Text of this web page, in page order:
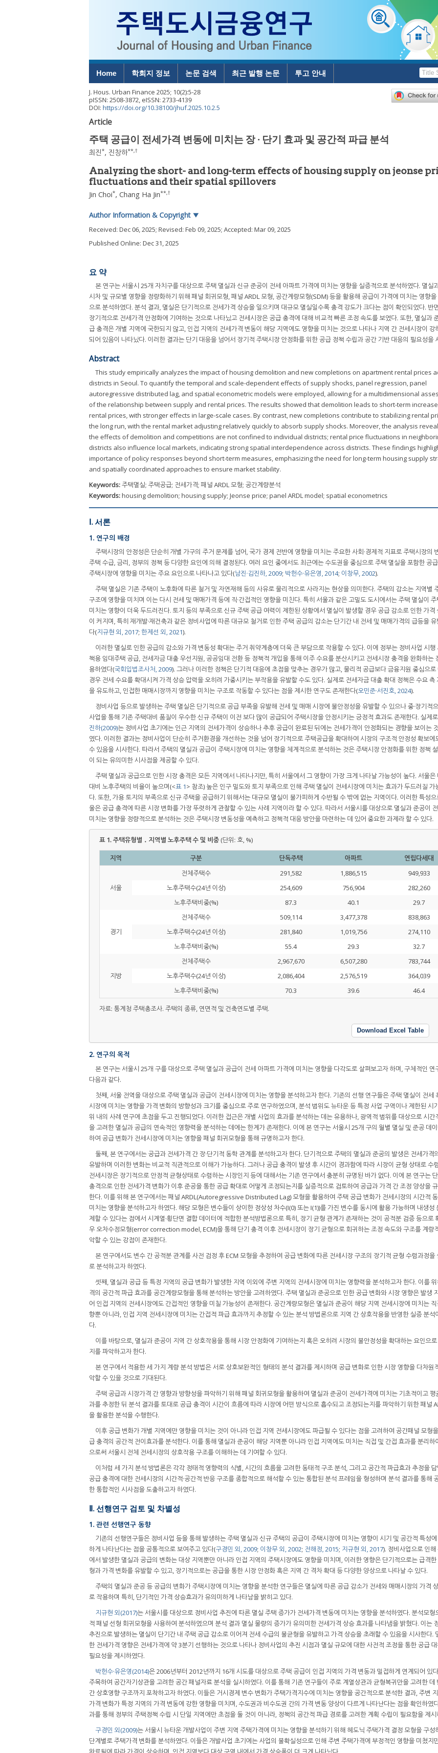
Home 학회지 정보 논문 검색 최근 발행 논문 투고 안내
J. Hous. Urban Finance 2025; 10(2):5-28
pISSN: 2508-3872, eISSN: 2733-4139
DOI: https://doi.org/10.38100/jhuf.2025.10.2.5
Article
주택 공급이 전세가격 변동에 미치는 장 · 단기 효과 및 공간적 파급 분석
최진*, 진창하**,†
Analyzing the short- and long-term effects of housing supply on jeonse
fluctuations and their spatial spillovers
Jin Choi*, Chang Ha Jin**,†
Author Information & Copyright ▼
Received: Dec 06, 2025; Revised: Feb 09, 2025; Accepted: Mar 09, 2025
Published Online: Dec 31, 2025
요 약
본 연구는 서울시 25개 자치구를 대상으로 주택 멸실과 신규 준공이 전세 아파트 가격에 미치는 영향을 실증적으로 분석하였다. 멸실
시차 및 규모별 영향을 정량화하기 위해 패널 회귀모형, 패널 ARDL 모형, 공간계량모형(SDM) 등을 활용해 공급이 가격에 미치는 영향
으로 분석하였다. 분석 결과, 멸실은 단기적으로 전세가격 상승을 일으키며 대규모 멸실일수록 충격 강도가 크다는 점이 확인되었다. 반
장기적으로 전세가격 안정화에 기여하는 것으로 나타났고 전세시장은 공급 충격에 대해 비교적 빠른 조정 속도를 보였다. 또한, 멸실과
급 충격은 개별 지역에 국한되지 않고, 인접 지역의 전세가격 변동이 해당 지역에도 영향을 미치는 것으로 나타나 지역 간 전세시장이 강
되어 있음이 나타났다. 이러한 결과는 단기 대응을 넘어서 장기적 주택시장 안정화를 위한 공급 정책 수립과 공간 기반 대응의 필요성을
Abstract
This study empirically analyzes the impact of housing demolition and new completions on apartment rental prices
districts in Seoul. To quantify the temporal and scale-dependent effects of supply shocks, panel regression, panel
autoregressive distributed lag, and spatial econometric models were employed, allowing for a multidimensional
of the relationship between supply and rental prices. The results showed that demolition leads to short-term
rental prices, with stronger effects in large-scale cases. By contrast, new completions contribute to stabilizing rental
the long run, with the rental market adjusting relatively quickly to absorb supply shocks. Moreover, the analysis
the effects of demolition and competitions are not confined to individual districts; rental price fluctuations in
districts also influence local markets, indicating strong spatial interdependence across districts. These findings
importance of policy responses beyond short-term measures, emphasizing the need for long-term housing supply
and spatially coordinated approaches to ensure market stability.
Keywords:주택멸실; 주택공급; 전세가격; 패널 ARDL 모형; 공간계량분석
Keywords:housing demolition; housing supply; Jeonse price; panel ARDL model; spatial econometrics
Ⅰ. 서론
1. 연구의 배경
주택시장의 안정성은 단순히 개별 가구의 주거 문제를 넘어, 국가 경제 전반에 영향을 미치는 주요한 사회·경제적 지표로 주택시장의
주택 수급, 금리, 정부의 정책 등 다양한 요인에 의해 결정된다. 여러 요인 중에서도 최근에는 수도권을 중심으로 주택 멸실을 포함한 공
주택시장에 영향을 미치는 주요 요인으로 나타나고 있다(남진·김진하, 2009; 박헌수·유은영, 2014; 이창무, 2002).
주택 멸실은 기존 주택이 노후화에 따른 철거 및 자연재해 등의 사유로 물리적으로 사라지는 현상을 의미한다. 주택의 감소는 지역별
구조에 영향을 미치며 이는 다시 전세 및 매매가격 등에 직·간접적인 영향을 미친다. 특히 서울과 같은 고밀도 도시에서는 주택 멸실이
미치는 영향이 더욱 두드러진다. 토지 등의 부족으로 신규 주택 공급 여력이 제한된 상황에서 멸실이 발생할 경우 공급 감소로 인한 가격
이 커지며, 특히 재개발·재건축과 같은 정비사업에 따른 대규모 철거로 인한 주택 공급의 감소는 단기간 내 전세 및 매매가격의 급등을
다(지규현 외, 2017; 한제선 외, 2021).
이러한 멸실로 인한 공급의 감소와 가격 변동성 확대는 주거 취약계층에 더욱 큰 부담으로 작용할 수 있다. 이에 정부는 정비사업 시행
책용 임대주택 공급, 전세자금 대출 우선지원, 공공임대 전환 등 정책적 개입을 통해 이주 수요를 분산시키고 전세시장 충격을 완화하는
용하였다(국회입법조사처, 2009). 그러나 이러한 정책은 단기적 대응에 초점을 맞추는 경우가 많고, 물리적 공급보다 금융지원 중심으로
경우 전세 수요를 확대시켜 가격 상승 압력을 오히려 가중시키는 부작용을 유발할 수도 있다. 실제로 전세자금 대출 확대 정책은 수요 측
을 유도하고, 인접한 매매시장까지 영향을 미치는 구조로 작동할 수 있다는 점을 제시한 연구도 존재한다(오민준·서진호, 2024).
정비사업 등으로 발생하는 주택 멸실은 단기적으로 공급 부족을 유발해 전세 및 매매 시장에 불안정성을 유발할 수 있으나 중·장기적
사업을 통해 기존 주택대비 품질이 우수한 신규 주택이 이전 보다 많이 공급되어 주택시장을 안정시키는 긍정적 효과도 존재한다. 실제로
진하(2009)는 정비사업 초기에는 인근 지역의 전세가격이 상승하나 추후 공급이 완료된 뒤에는 전세가격이 안정화되는 경향을 보이는
였다. 이러한 결과는 정비사업이 단순히 주거환경을 개선하는 것을 넘어 장기적으로 주택공급을 확대하여 시장의 구조적 안정성 확보에
수 있음을 시사한다. 따라서 주택의 멸실과 공급이 주택시장에 미치는 영향을 체계적으로 분석하는 것은 주택시장 안정화를 위한 정책
이 되는 유의미한 시사점을 제공할 수 있다.
주택 멸실과 공급으로 인한 시장 충격은 모든 지역에서 나타나지만, 특히 서울에서 그 영향이 가장 크게 나타날 가능성이 높다. 서울은
대비 노후주택의 비율이 높으며(<표 1> 참조) 높은 인구 밀도와 토지 부족으로 인해 주택 멸실이 전세시장에 미치는 효과가 두드러질 가
다. 또한, 가용 토지의 부족으로 신규 주택을 공급하기 위해서는 대규모 멸실이 불가피하게 수반될 수 밖에 없는 지역이다. 이러한 특성으
울은 공급 충격에 따른 시장 변화를 가장 뚜렷하게 관찰할 수 있는 사례 지역이라 할 수 있다. 따라서 서울시를 대상으로 멸실과 준공이
미치는 영향을 정량적으로 분석하는 것은 주택시장 변동성을 예측하고 정책적 대응 방안을 마련하는 데 있어 중요한 과제라 할 수 있다.
표 1.주택유형별 ․ 지역별 노후주택 수 및 비중 (단위: 호, %)
지역 구분 단독주택 아파트 연립다세대
서울
전체주택수 291,582 1,886,515
949,933
노후주택수(24년 이상)
254,609 756,904
282,260
노후주택비중(%)
87.3 40.1 29.7
경기
전체주택수 509,114 3,477,378
838,863
노후주택수(24년 이상)
281,840 1,019,756
274,110
노후주택비중(%)
55.4 29.3 32.7
지방
전체주택수 2,967,670 6,507,280
783,744
노후주택수(24년 이상)
2,086,404 2,576,519
364,039
노후주택비중(%)
70.3 39.6 46.4
자료: 통계청 주택총조사. 주택의 종류, 연면적 및 건축연도별 주택.
Download Excel Table
2. 연구의 목적
본 연구는 서울시 25개 구를 대상으로 주택 멸실과 공급이 전세 아파트 가격에 미치는 영향을 다각도로 살펴보고자 하며, 구체적인 연
다음과 같다.
첫째, 서울 전역을 대상으로 주택 멸실과 공급이 전세시장에 미치는 영향을 분석하고자 한다. 기존의 선행 연구들은 주택 멸실이 전세
시장에 미치는 영향을 가격 변화의 방향성과 크기를 중심으로 주로 연구하였으며, 분석 범위도 뉴타운 등 특정 사업 구역이나 제한된 시
위 내의 사례 연구에 초점을 두고 진행되었다. 이러한 접근은 개별 사업의 효과를 분석하는 데는 유용하나, 광역적 범위를 대상으로 시간
을 고려한 멸실과 공급의 연속적인 영향력을 분석하는 데에는 한계가 존재한다. 이에 본 연구는 서울시 25개 구의 월별 멸실 및 준공 데
하여 공급 변화가 전세시장에 미치는 영향을 패널 회귀모형을 통해 규명하고자 한다.
둘째, 본 연구에서는 공급과 전세가격 간 장·단기적 동학 관계를 분석하고자 한다. 단기적으로 주택의 멸실과 준공의 발생은 전세가격
유발하며 이러한 변화는 비교적 직관적으로 이해가 가능하다. 그러나 공급 충격이 발생 후 시간이 경과함에 따라 시장이 균형 상태로 수
전세시장은 장기적으로 안정적 균형상태로 수렴하는 시장인지 등에 대해서는 기존 연구에서 충분히 규명된 바가 없다. 이에 본 연구는
충격으로 인한 전세가격 변화가 이후 준공을 통한 공급 확대로 어떻게 조정되는지를 실증적으로 검토하여 공급과 가격 간 조정 양상을
한다. 이를 위해 본 연구에서는 패널 ARDL(Autoregressive Distributed Lag) 모형을 활용하여 주택 공급 변화가 전세시장의 시간적
미치는 영향을 분석하고자 하였다. 해당 모형은 변수들이 상이한 정상성 차수(I(0) 또는 I(1))를 가진 변수를 동시에 활용 가능하며 내생성
제할 수 있다는 점에서 시계열·횡단면 결합 데이터에 적합한 분석방법론으로 특히, 장기 균형 관계가 존재하는 것이 공적분 검증 등으로
우 오차수정모형(error correction model, ECM)을 통해 단기 충격 이후 전세시장이 장기 균형으로 회귀하는 조정 속도와 구조를 계량
악할 수 있는 강점이 존재한다.
본 연구에서도 변수 간 공적분 관계를 사전 검정 후 ECM 모형을 추정하여 공급 변화에 따른 전세시장 구조의 장기적 균형 수렴과정을
로 분석하고자 하였다.
셋째, 멸실과 공급 등 특정 지역의 공급 변화가 발생한 지역 이외에 주변 지역의 전세시장에 미치는 영향력을 분석하고자 한다. 이를
격의 공간적 파급 효과를 공간계량모형을 통해 분석하는 방안을 고려하였다. 주택 멸실과 준공으로 인한 공급 변화와 시장 영향은 발생
어 인접 지역의 전세시장에도 간접적인 영향을 미칠 가능성이 존재한다. 공간계량모형은 멸실과 준공이 해당 지역 전세시장에 미치는 직
향뿐 아니라, 인접 지역 전세시장에 미치는 간접적 파급 효과까지 추정할 수 있는 분석 방법론으로 지역 간 상호작용을 반영한 실증 분석
다.
이를 바탕으로, 멸실과 준공이 지역 간 상호작용을 통해 시장 안정화에 기여하는지 혹은 오히려 시장의 불안정성을 확대하는 요인으
지를 파악하고자 한다.
본 연구에서 적용한 세 가지 계량 분석 방법은 서로 상호보완적인 형태의 분석 결과를 제시하며 공급 변화로 인한 시장 영향을 다차원
악할 수 있을 것으로 기대된다.
주택 공급과 시장가격 간 영향과 방향성을 파악하기 위해 패널 회귀모형을 활용하여 멸실과 준공이 전세가격에 미치는 기초적이고 평
과를 추정한 뒤 분석 결과를 토대로 공급 충격이 시간이 흐름에 따라 시장에 어떤 방식으로 흡수되고 조정되는지를 파악하기 위한 패널
을 활용한 분석을 수행한다.
이후 공급 변화가 개별 지역에만 영향을 미치는 것이 아니라 인접 지역 전세시장에도 파급될 수 있다는 점을 고려하여 공간패널 모형
급 충격의 공간적 전이효과를 분석한다. 이를 통해 멸실과 준공이 해당 지역뿐 아니라 인접 지역에도 미치는 직접 및 간접 효과를 분리하
으로써 서울시 전체 전세시장의 상호작용 구조를 이해하는 데 기여할 수 있다.
이처럼 세 가지 분석 방법론은 각각 정태적 영향력의 식별, 시간의 흐름을 고려한 동태적 구조 분석, 그리고 공간적 파급효과 추정을
공급 충격에 대한 전세시장의 시간적·공간적 반응 구조를 종합적으로 해석할 수 있는 통합된 분석 프레임을 형성하며 분석 결과를 통해
한 통합적인 시사점을 도출하고자 하였다.
Ⅱ. 선행연구 검토 및 차별성
1. 관련 선행연구 동향
기존의 선행연구들은 정비사업 등을 통해 발생하는 주택 멸실과 신규 주택의 공급이 주택시장에 미치는 영향이 시기 및 공간적 특성에
하게 나타난다는 점을 공통적으로 보여주고 있다(구경민 외, 2009; 이창무 외, 2002; 전해정, 2015; 지규현 외, 2017). 정비사업으로 인해
에서 발생한 멸실과 공급의 변화는 대상 지역뿐만 아니라 인접 지역의 주택시장에도 영향을 미치며, 이러한 영향은 단기적으로는 급격
형과 가격 변화를 유발할 수 있고, 장기적으로는 공급을 통한 시장 안정화 혹은 지역 간 격차 확대 등 다양한 양상으로 나타날 수 있다.
주택의 멸실과 준공 등 공급의 변화가 주택시장에 미치는 영향을 분석한 연구들은 멸실에 따른 공급 감소가 전세와 매매시장의 가격
로 작용하며 특히, 단기적인 가격 상승효과가 유의미하게 나타남을 밝히고 있다.
지규현 외(2017)는 서울시를 대상으로 정비사업 추진에 따른 멸실 주택 증가가 전세가격 변동에 미치는 영향을 분석하였다. 분석모형
적 패널 선형 회귀모형을 사용하여 분석하였으며 분석 결과 멸실 물량의 증가가 유의미한 전세가격 상승 효과를 나타냄을 밝혔다. 이는
추진으로 발생하는 멸실이 단기간 내 주택 공급 감소로 이어져 전세 수급의 불균형을 유발하고 가격 상승을 초래할 수 있음을 시사한다.
한 전세가격 영향은 전세가격에 약 3분기 선행하는 것으로 나타나 정비사업의 추진 시점과 멸실 규모에 대한 사전적 조정을 통한 공급
필요성을 제시하였다.
박헌수·유은영(2014)은 2006년부터 2012년까지 16개 시도를 대상으로 주택 공급이 인접 지역의 가격 변동과 밀접하게 연계되어 있
주목하여 공간자기상관을 고려한 공간 패널자료 분석을 실시하였다. 이를 통해 기존 연구들이 주로 계열상관과 균형복귀만을 고려한 데
간 상호영향 구조까지 포착하고자 하였다. 이들은 거시경제 변수 변화가 주택가격지수에 미치는 영향을 공간적으로 분석한 결과, 주변
가격 변화가 특정 지역의 가격 변동에 강한 영향을 미치며, 수도권과 비수도권 간의 가격 변동 양상이 다르게 나타난다는 점을 확인하였
과를 통해 정부의 주택정책 수립 시 단일 지역에만 초점을 둘 것이 아니라, 정책의 공간적 파급 경로를 고려한 계획 수립이 필요함을 제시
구경민 외(2009)는 서울시 뉴타운 개발사업이 주변 지역 주택가격에 미치는 영향을 분석하기 위해 헤도닉 주택가격 결정 모형을 구성
단계별로 주택가격 변화를 분석하였다. 이들은 개발사업 초기에는 사업의 불확실성으로 인해 주변 주택가격에 부정적인 영향을 미쳤지